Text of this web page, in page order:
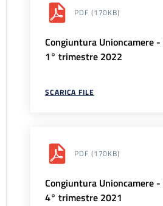
PDF (170KB)
Congiuntura Unioncamere
1° trimestre 2022
SCARICA FILE
PDF (170KB)
Congiuntura Unioncamere
4° trimestre 2021